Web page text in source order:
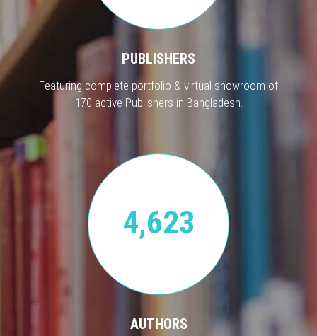
PUBLISHERS
Featuring complete portfolio & virtual showroom of
170 active Publishers in Bangladesh.
4,623
AUTHORS